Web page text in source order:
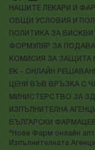
НАШИТЕ ЛЕКАРИ И
ОБЩИ УСЛОВИЯ И
ПОЛИТИКА ЗА
ФОРМУЛЯР ЗА
КОМИСИЯ ЗА ЗАЩИТА
ЕК - ОНЛАЙН
ЦЕНИ ВЪВ ВРЪЗКА С
МИНИСТЕРСТВО ЗА
ИЗПЪЛНИТЕЛНА
БЪЛГАРСКИ
"Нове Фарм онлайн
Изпълнителната